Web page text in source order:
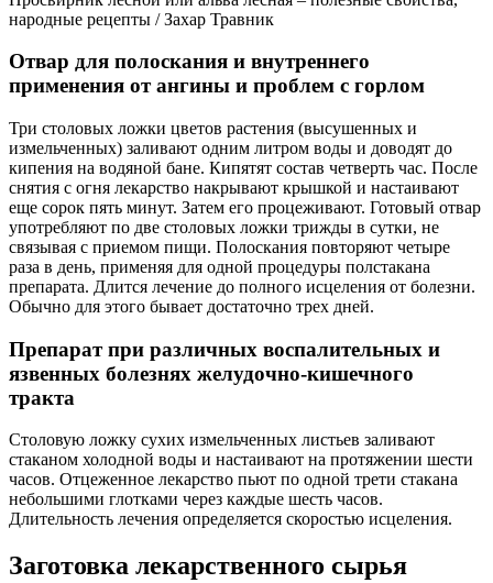
народные рецепты / Захар Травник
Отвар для полоскания и внутреннего
применения от ангины и проблем с горлом
Три столовых ложки цветов растения (высушенных и
измельченных) заливают одним литром воды и доводят до
кипения на водяной бане. Кипятят состав четверть час. После
снятия с огня лекарство накрывают крышкой и настаивают
еще сорок пять минут. Затем его процеживают. Готовый отвар
употребляют по две столовых ложки трижды в сутки, не
связывая с приемом пищи. Полоскания повторяют четыре
раза в день, применяя для одной процедуры полстакана
препарата. Длится лечение до полного исцеления от болезни.
Обычно для этого бывает достаточно трех дней.
Препарат при различных воспалительных и
язвенных болезнях желудочно-кишечного
тракта
Столовую ложку сухих измельченных листьев заливают
стаканом холодной воды и настаивают на протяжении шести
часов. Отцеженное лекарство пьют по одной трети стакана
небольшими глотками через каждые шесть часов.
Длительность лечения определяется скоростью исцеления.
Заготовка лекарственного сырья